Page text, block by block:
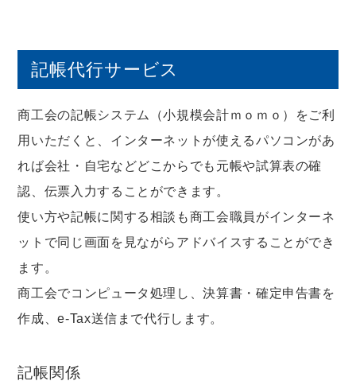
記帳代行サービス
商工会の記帳システム（小規模会計ｍｏｍｏ）をご利
用いただくと、インターネットが使えるパソコンがあ
れば会社・自宅などどこからでも元帳や試算表の確
認、伝票入力することができます。
使い方や記帳に関する相談も商工会職員がインターネ
ットで同じ画面を見ながらアドバイスすることができ
ます。
商工会でコンピュータ処理し、決算書・確定申告書を
作成、e-Tax送信まで代行します。
記帳関係